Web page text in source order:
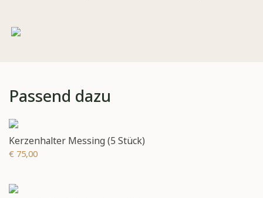
Passend dazu
Kerzenhalter Messing (5 Stück)
€ 75,00